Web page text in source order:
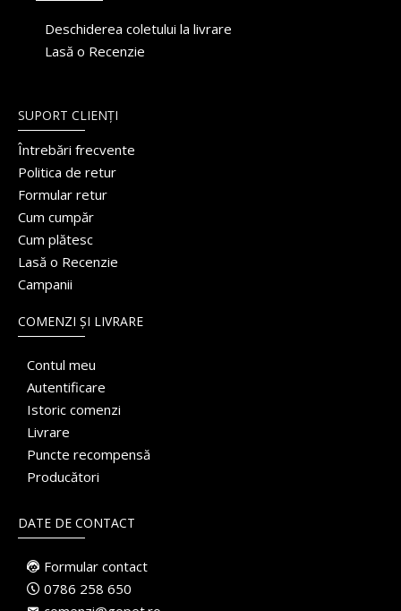
Deschiderea coletului la livrare
Lasă o Recenzie
SUPORT CLIENȚI
Întrebări frecvente
Politica de retur
Formular retur
Cum cumpăr
Cum plătesc
Lasă o Recenzie
Campanii
COMENZI ȘI LIVRARE
Contul meu
Autentificare
Istoric comenzi
Livrare
Puncte recompensă
Producători
DATE DE CONTACT
Formular contact
0786 258 650